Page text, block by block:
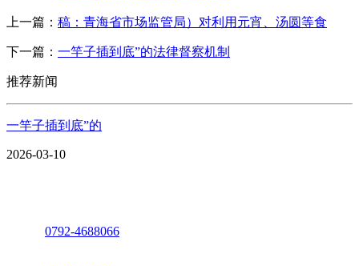
上一篇： 稿：青海省市场监管局）对利用元宵、汤圆等食
下一篇： 一竿子插到底”的法律督察机制
推荐新闻
一竿子插到底”的
2026-03-10
0792-4688066